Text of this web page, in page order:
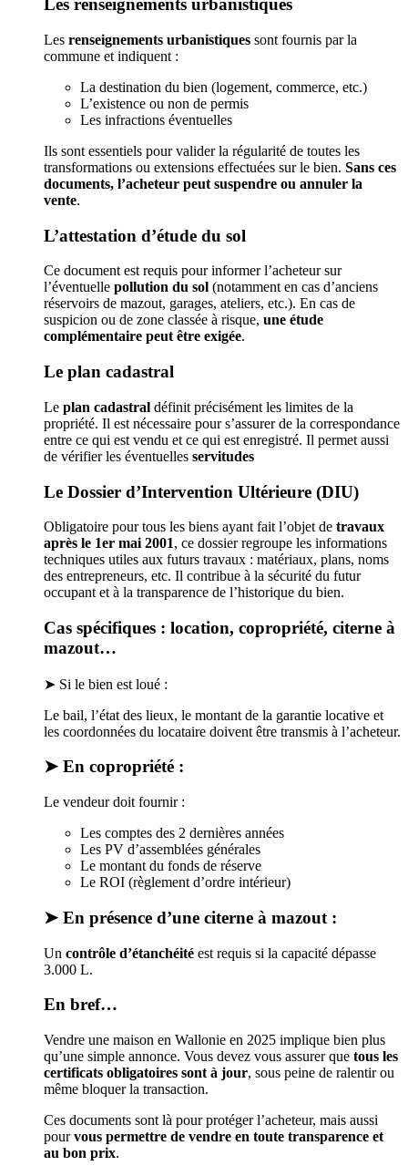
Les renseignements urbanistiques
Les renseignements urbanistiques sont fournis par la
commune et indiquent :
La destination du bien (logement, commerce, etc.)
L’existence ou non de permis
Les infractions éventuelles
Ils sont essentiels pour valider la régularité de toutes les
transformations ou extensions effectuées sur le bien. Sans ces
documents, l’acheteur peut suspendre ou annuler la
vente.
L’attestation d’étude du sol
Ce document est requis pour informer l’acheteur sur
l’éventuelle pollution du sol (notamment en cas d’anciens
réservoirs de mazout, garages, ateliers, etc.). En cas de
suspicion ou de zone classée à risque, une étude
complémentaire peut être exigée.
Le plan cadastral
Le plan cadastral définit précisément les limites de la
propriété. Il est nécessaire pour s’assurer de la correspondance
entre ce qui est vendu et ce qui est enregistré. Il permet aussi
de vérifier les éventuelles servitudes
Le Dossier d’Intervention Ultérieure (DIU)
Obligatoire pour tous les biens ayant fait l’objet de travaux
après le 1er mai 2001, ce dossier regroupe les informations
techniques utiles aux futurs travaux : matériaux, plans, noms
des entrepreneurs, etc. Il contribue à la sécurité du futur
occupant et à la transparence de l’historique du bien.
Cas spécifiques : location, copropriété, citerne à
mazout…
➤ Si le bien est loué :
Le bail, l’état des lieux, le montant de la garantie locative et
les coordonnées du locataire doivent être transmis à l’acheteur.
➤ En copropriété :
Le vendeur doit fournir :
Les comptes des 2 dernières années
Les PV d’assemblées générales
Le montant du fonds de réserve
Le ROI (règlement d’ordre intérieur)
➤ En présence d’une citerne à mazout :
Un contrôle d’étanchéité est requis si la capacité dépasse
3.000 L.
En bref…
Vendre une maison en Wallonie en 2025 implique bien plus
qu’une simple annonce. Vous devez vous assurer que tous les
certificats obligatoires sont à jour, sous peine de ralentir ou
même bloquer la transaction.
Ces documents sont là pour protéger l’acheteur, mais aussi
pourvous permettre de vendre en toute transparence et
au bon prix.